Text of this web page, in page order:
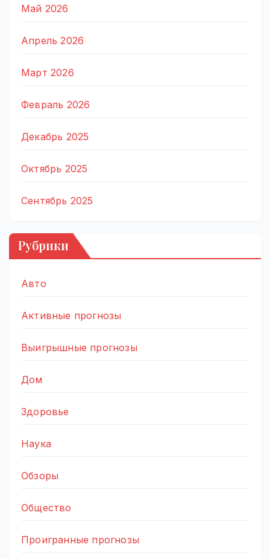
Май 2026
Апрель 2026
Март 2026
Февраль 2026
Декабрь 2025
Октябрь 2025
Сентябрь 2025
Рубрики
Авто
Активные прогнозы
Выигрышные прогнозы
Дом
Здоровье
Наука
Обзоры
Общество
Проигранные прогнозы